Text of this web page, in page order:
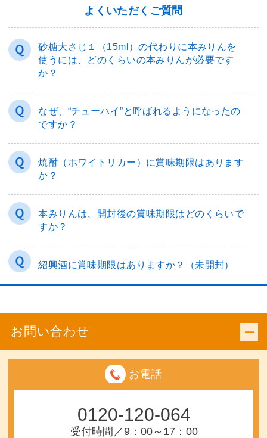
よくいただくご質問
砂糖大さじ１（15ml）の代わりに本みりんを
使うには、どのくらいの本みりんが必要です
か？
なぜ、“チューハイ”と呼ばれるようになったの
ですか？
焼酎（ホワイトリカー）に賞味期限はあります
か？
本みりんは、開封後の賞味期限はどのくらいで
すか？
紹興酒に賞味期限はありますか？（未開封）
お問い合わせ
お電話
0120-120-064
受付時間／9：00～17：00